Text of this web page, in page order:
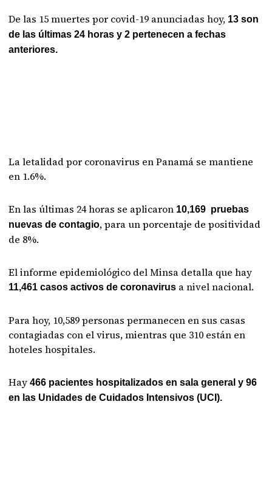
De las 15 muertes por covid-19 anunciadas hoy, 13 son
de las últimas 24 horas y 2 pertenecen a fechas
anteriores.
La letalidad por coronavirus en Panamá se mantiene
en 1.6%.
En las últimas 24 horas se aplicaron 10,169 pruebas
nuevas de contagio, para un porcentaje de positividad
de 8%.
El informe epidemiológico del Minsa detalla que hay
11,461 casos activos de coronavirus a nivel nacional.
Para hoy, 10,589 personas permanecen en sus casas
contagiadas con el virus, mientras que 310 están en
hoteles hospitales.
Hay466 pacientes hospitalizados en sala general y 96
en las Unidades de Cuidados Intensivos (UCI).